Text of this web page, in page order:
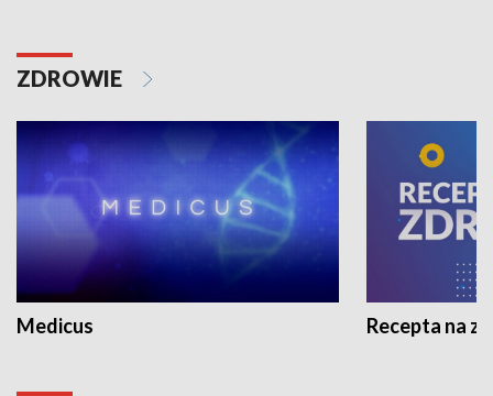
ZDROWIE
Medicus Recepta na